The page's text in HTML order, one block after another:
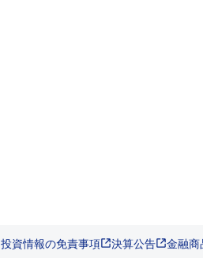
投資情報の免責事項 決算公告 金融